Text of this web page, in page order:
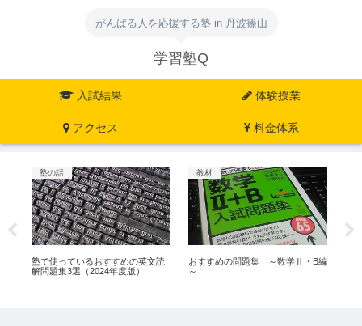
がんばる人を応援する塾 in 丹波篠山
学習塾Q
入試結果 体験授業
アクセス 料金体系
塾の話
塾で使っているおすすめの英文読
解問題集3選（2024年度版）
教材
おすすめの問題集 ～数学Ⅱ・B編
～